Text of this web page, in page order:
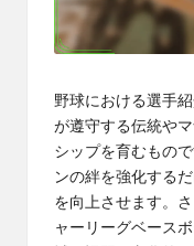
野球における選手
が遵守する伝統や
シップを育むもの
ンの絆を強化する
を向上させます。
ャーリーグベース